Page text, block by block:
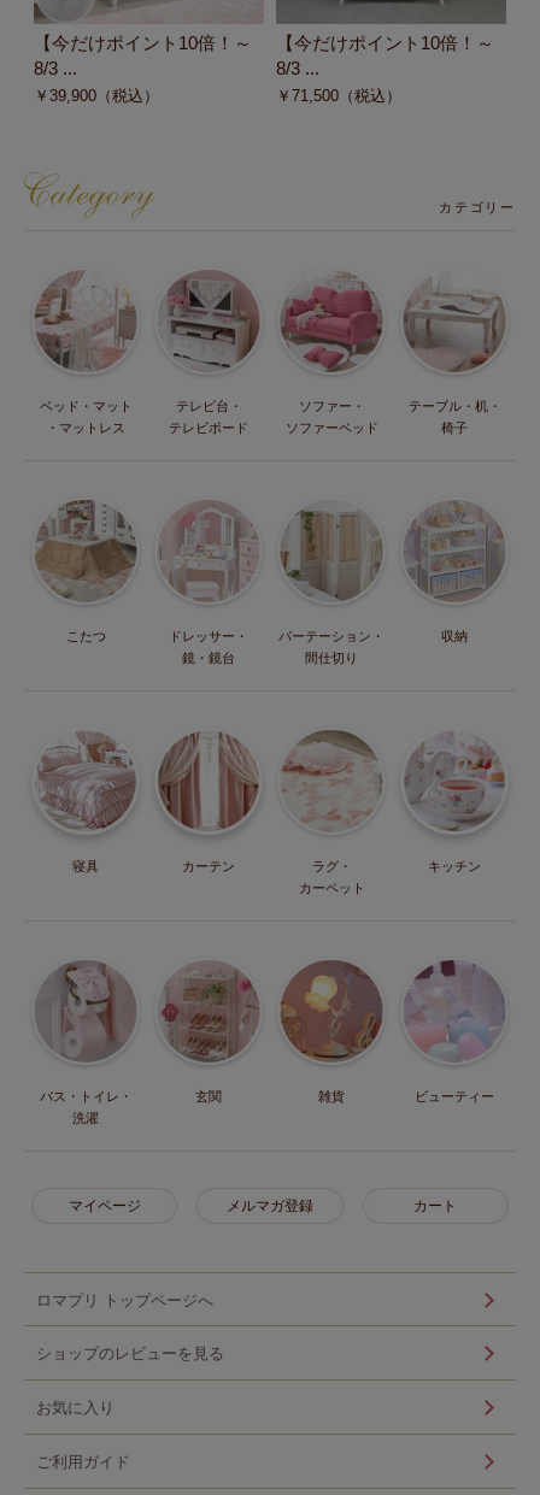
【今だけポイント10倍！～
8/3 ...
￥39,900 （税込）
【今だけポイント10倍！～
8/3 ...
￥71,500 （税込）
カテゴリー
ベッド・マット
・マットレス
テレビ台・
テレビボード
ソファー・
ソファーベッド
テーブル・机・
椅子
こたつ
ドレッサー・
鏡・鏡台
パーテーション・
間仕切り
収納
寝具 カーテン
ラグ・
カーペット
キッチン
バス・トイレ・
洗濯
玄関 雑貨 ビューティー
マイページ メルマガ登録 カート
ロマプリ トップページへ
ショップのレビューを見る
お気に入り
ご利用ガイド